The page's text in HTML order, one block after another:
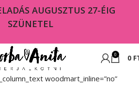
0 0
woodmart_inline=”no”
AUGUSZTUS 27-ÉIG
SZÜNETEL